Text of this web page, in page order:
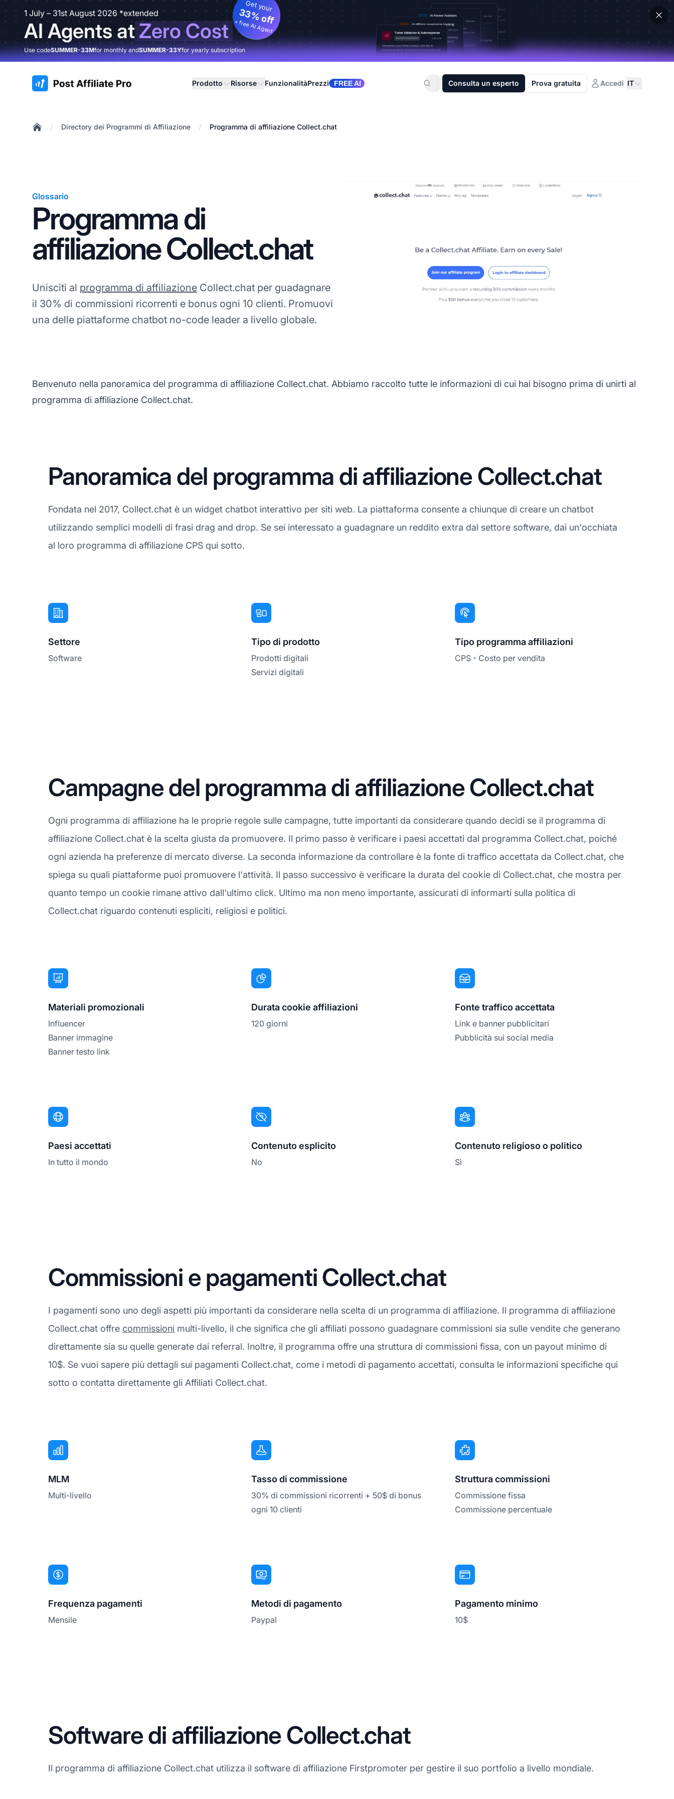
1 July – 31st August 2026 *extended
AI Agents atZero Cost
Get your
33% off
+ free AI Agent
Use codeSUMMER-33Mfor monthly andSUMMER-33Yfor yearly subscription
:site.title Prodotto Risorse FunzionalitàPrezzi FREE AI Consulta un esperto Prova gratuita Accedi IT
/ Directory dei Programmi di Affiliazione / Programma di affiliazione Collect.chat
Glossario
Programma di
affiliazione Collect.chat
Unisciti al programma di affiliazione Collect.chat per guadagnare
il 30% di commissioni ricorrenti e bonus ogni 10 clienti. Promuovi
una delle piattaforme chatbot no-code leader a livello globale.
Benvenuto nella panoramica del programma di affiliazione Collect.chat. Abbiamo raccolto tutte le informazioni di cui hai bisogno prima di unirti al
programma di affiliazione Collect.chat.
Panoramica del programma di affiliazione Collect.chat
Fondata nel 2017, Collect.chat è un widget chatbot interattivo per siti web. La piattaforma consente a chiunque di creare un chatbot
utilizzando semplici modelli di frasi drag and drop. Se sei interessato a guadagnare un reddito extra dal settore software, dai un'occhiata
al loro programma di affiliazione CPS qui sotto.
Settore
Software
Tipo di prodotto
Prodotti digitali
Servizi digitali
Tipo programma affiliazioni
CPS - Costo per vendita
Campagne del programma di affiliazione Collect.chat
Ogni programma di affiliazione ha le proprie regole sulle campagne, tutte importanti da considerare quando decidi se il programma di
affiliazione Collect.chat è la scelta giusta da promuovere. Il primo passo è verificare i paesi accettati dal programma Collect.chat, poiché
ogni azienda ha preferenze di mercato diverse. La seconda informazione da controllare è la fonte di traffico accettata da Collect.chat, che
spiega su quali piattaforme puoi promuovere l'attività. Il passo successivo è verificare la durata del cookie di Collect.chat, che mostra per
quanto tempo un cookie rimane attivo dall'ultimo click. Ultimo ma non meno importante, assicurati di informarti sulla politica di
Collect.chat riguardo contenuti espliciti, religiosi e politici.
Materiali promozionali
Influencer
Banner immagine
Banner testo link
Durata cookie affiliazioni
120 giorni
Fonte traffico accettata
Link e banner pubblicitari
Pubblicità sui social media
Paesi accettati
In tutto il mondo
Contenuto esplicito
No
Contenuto religioso o politico
Sì
Commissioni e pagamenti Collect.chat
I pagamenti sono uno degli aspetti più importanti da considerare nella scelta di un programma di affiliazione. Il programma di affiliazione
Collect.chat offre commissioni multi-livello, il che significa che gli affiliati possono guadagnare commissioni sia sulle vendite che generano
direttamente sia su quelle generate dai referral. Inoltre, il programma offre una struttura di commissioni fissa, con un payout minimo di
10$. Se vuoi sapere più dettagli sui pagamenti Collect.chat, come i metodi di pagamento accettati, consulta le informazioni specifiche qui
sotto o contatta direttamente gli Affiliati Collect.chat.
MLM
Multi-livello
Tasso di commissione
30% di commissioni ricorrenti + 50$ di bonus
ogni 10 clienti
Struttura commissioni
Commissione fissa
Commissione percentuale
Frequenza pagamenti
Mensile
Metodi di pagamento
Paypal
Pagamento minimo
10$
Software di affiliazione Collect.chat
Il programma di affiliazione Collect.chat utilizza il software di affiliazione Firstpromoter per gestire il suo portfolio a livello mondiale.